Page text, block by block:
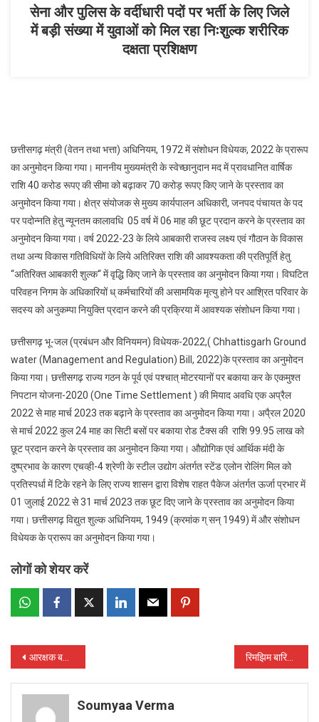
सेना और पुलिस के वर्दीधारी पदों पर भर्ती के लिए जिले
में बड़ी संख्या में युवाओं को मिल रहा निःशुल्क शरीरिक
दक्षता प्रशिक्षण
छत्तीसगढ़ मंत्री (वेतन तथा भत्ता) अधिनियम, 1972 में संशोधन विधेयक, 2022 के प्रारूप
का अनुमोदन किया गया। माननीय मुख्यमंत्री के स्वेच्छानुदान मद में प्रावधानित वार्षिक
राशि 40 करोड रूपए की सीमा को बढ़ाकर 70 करोड़ रूपए किए जाने के प्रस्ताव का
अनुमोदन किया गया। क्षेत्र संयोजक से मुख्य कार्यपालन अधिकारी, जनपद पंचायत के पद
पर पदोन्नति हेतु न्यूनतम कालावधि 05 वर्ष में 06 माह की छूट प्रदान करने के प्रस्ताव का
अनुमोदन किया गया। वर्ष 2022-23 के लिये आबकारी राजस्व लक्ष्य एवं गौठान के विकास
तथा अन्य विकास गतिविधियों के लिये अतिरिक्त राशि की आवश्यकता की प्रतिपूर्ति हेतु
‘‘अतिरिक्त आबकारी शुल्क‘‘ में वृद्धि किए जाने के प्रस्ताव का अनुमोदन किया गया। विघटित
परिवहन निगम के अधिकारियों ध् कर्मचारियों की असामयिक मृत्यु होने पर आश्रित परिवार के
सदस्य को अनुकम्पा नियुक्ति प्रदान करने की प्रक्रिया में आवश्यक संशोधन किया गया।
छत्तीसगढ़ भू-जल (प्रबंधन और विनियमन) विधेयक-2022,( Chhattisgarh Ground
water (Management and Regulation) Bill, 2022)के प्रस्ताव का अनुमोदन
किया गया। छत्तीसगढ़ राज्य गठन के पूर्व एवं पश्चात् मोटरयानों पर बकाया कर के एकमुश्त
निपटान योजना-2020 (One Time Settlement ) की मियाद अवधि एक अप्रैल
2022 से माह मार्च 2023 तक बढ़ाने के प्रस्ताव का अनुमोदन किया गया। अपै्रल 2020
से मार्च 2022 कुल 24 माह का सिटी बसों पर बकाया रोड टैक्स की राशि 99.95 लाख को
छूट प्रदान करने के प्रस्ताव का अनुमोदन किया गया। औद्योगिक एवं आर्थिक मंदी के
दुष्प्रभाव के कारण एचव्ही-4 श्रेणी के स्टील उद्योग अंतर्गत स्टेंड एलोन रोलिंग मिल को
प्रतिस्पर्धा में टिके रहने के लिए राज्य शासन द्वारा विशेष राहत पैकेज अंतर्गत ऊर्जा प्रभार में
01 जुलाई 2022 से 31 मार्च 2023 तक छूट दिए जाने के प्रस्ताव का अनुमोदन किया
गया। छत्तीसगढ़ विद्युत शुल्क अधिनियम, 1949 (क्रमांक ग् सन् 1949) में और संशोधन
विधेयक के प्रारूप का अनुमोदन किया गया।
लोगों को शेयर करें
Post
navigation
आरक्षक बस्तर फाईटर्स भर्ती प्रक्रिया 2021-22 के लिखित परीक्षा हेतु प्रवेशपत्र प्राप्त करने 15-07-2022 अंतिम तिथि रिमझिम बारिश के बीच 8 किलोमीटर पैदल चलकर कोइलार ढोढ़ी पहुंची स्वास्थ्य टीम
Soumyaa Verma